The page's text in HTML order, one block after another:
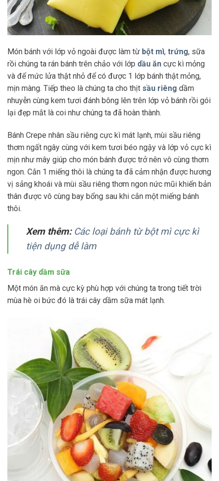
Món bánh với lớp vỏ ngoài được làm từ bột mì, trứng, sữa
rồi chúng ta rán bánh trên chảo với lớp dầu ăn cực kì mỏng
và để mức lửa thật nhỏ để có được 1 lớp bánh thật mỏng,
mịn màng. Tiếp theo là chúng ta cho thịt sầu riêng dầm
nhuyễn cùng kem tươi đánh bông lên trên lớp vỏ bánh rồi gói
lại đẹp mắt là coi như chúng ta đã hoàn thành.
Bánh Crepe nhân sầu riêng cực kì mát lạnh, mùi sầu riêng
thơm ngất ngây cùng với kem tươi béo ngậy và lớp vỏ cực kì
mịn như mây giúp cho món bánh được trở nên vô cùng thơm
ngon. Cắn 1 miếng thôi là chúng ta đã cảm nhận được hương
vị sảng khoái và mùi sầu riêng thơm ngon nức mũi khiến bản
thân được vô cùng bay bổng sau khi cắn một miếng bánh
thôi.
Xem thêm: Các loại bánh từ bột mì cực kì
tiện dụng dễ làm
Trái cây dầm sữa
Một món ăn mà cực kỳ phù hợp với chúng ta trong tiết trời
mùa hè oi bức đó là trái cây dầm sữa mát lạnh.